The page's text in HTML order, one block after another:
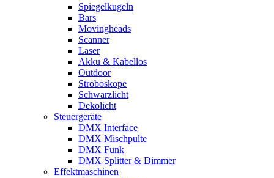
Spiegelkugeln
Bars
Movingheads
Scanner
Laser
Akku & Kabellos
Outdoor
Stroboskope
Schwarzlicht
Dekolicht
Steuergeräte
DMX Interface
DMX Mischpulte
DMX Funk
DMX Splitter & Dimmer
Effektmaschinen